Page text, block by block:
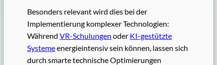
Besonders relevant wird dies bei der
Implementierung komplexer Technologien:
Während VR-Schulungen oder KI-gestützte
Systemeenergieintensiv sein können, lassen sich
durch smarte technische Optimierungen